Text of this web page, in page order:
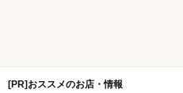
[PR]おススメのお店・情報